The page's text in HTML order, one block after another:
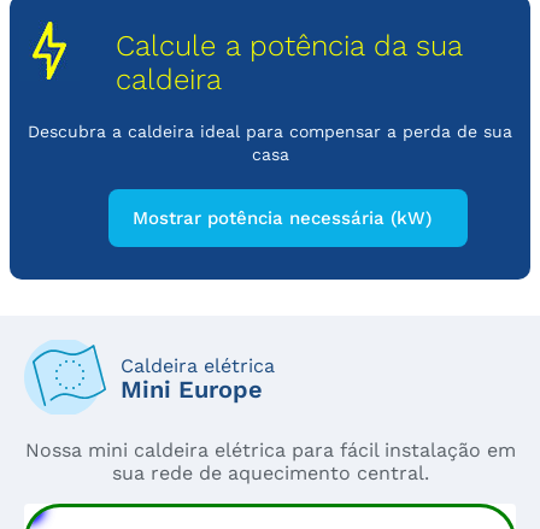
Calcule a potência da sua
caldeira
Descubra a caldeira ideal para compensar a perda de sua
casa
Caldeira elétrica
Mini Europe
Nossa mini caldeira elétrica para fácil instalação em
sua rede de aquecimento central.